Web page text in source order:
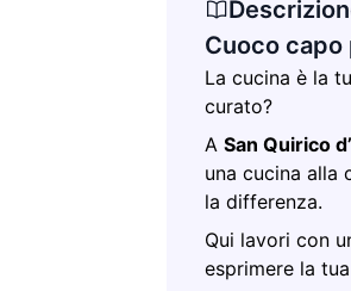
Cuoco
La cucina è la
curato?
A San Quirico
una cucina alla
la differenza.
Qui lavori con
esprimere la